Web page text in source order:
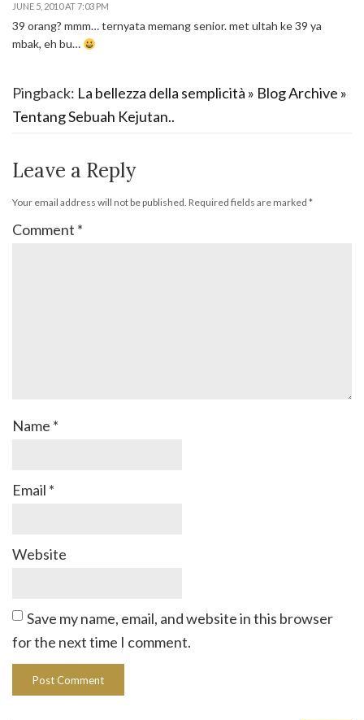
JUNE 5, 2010 AT 7:03 PM
39 orang? mmm… ternyata memang senior. met ultah ke 39 ya
mbak, eh bu…
Pingback: La bellezza della semplicità » Blog Archive »
Tentang Sebuah Kejutan..
Leave a Reply
Your email address will not be published. Required fields are marked *
Comment *
Name *
Email *
Website
Save my name, email, and website in this browser
for the next time I comment.